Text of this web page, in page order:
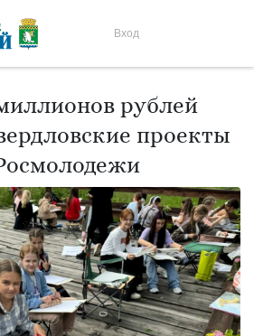
Вход
рублей
проекты